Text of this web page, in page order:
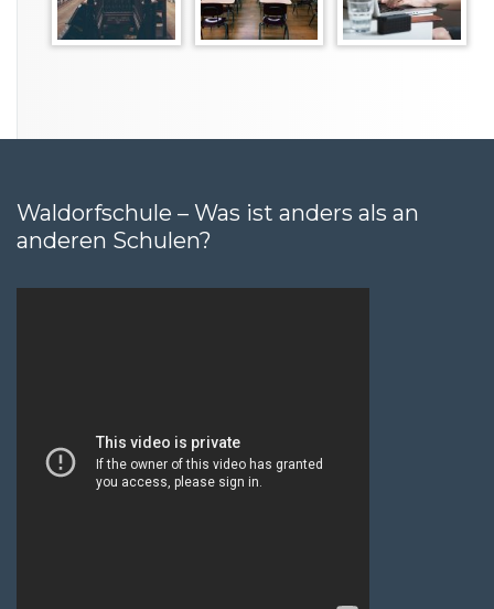
Waldorfschule – Was ist anders als an
anderen Schulen?